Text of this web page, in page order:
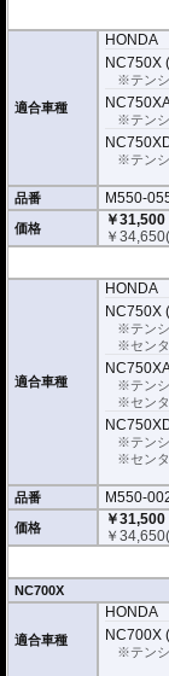
適合車種
HONDA
NC750X
※テン
※テン
※テン
品番 M550-
価格
￥31,500
￥34,650
適合車種
HONDA
NC750X
※テン
※セン
※テン
※セン
※テン
※セン
品番 M550-
価格
￥31,500
￥34,650
NC700X
適合車種
HONDA
NC700X
※テン